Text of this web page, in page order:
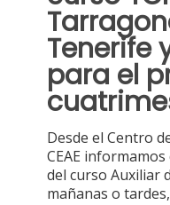
Tenerife
para el
Desde el Centro
CEAE
del curso Auxiliar
mañanas o